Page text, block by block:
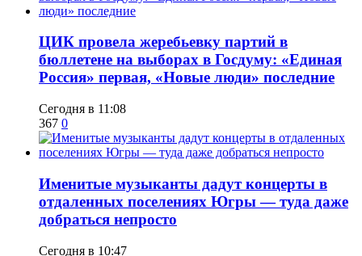
ЦИК провела жеребьевку партий в
бюллетене на выборах в Госдуму: «Единая
Россия» первая, «Новые люди» последние
Сегодня в 11:08
367 0
Именитые музыканты дадут концерты в
отдаленных поселениях Югры — туда даже
добраться непросто
Сегодня в 10:47